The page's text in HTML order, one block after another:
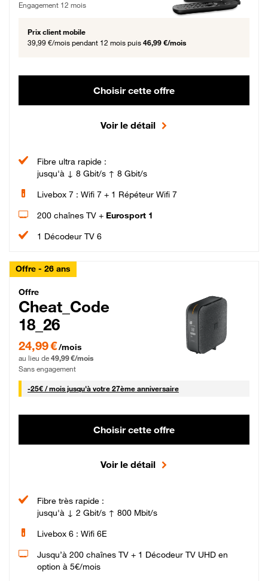
Engagement 12 mois
Prix client mobile
39,99 €/mois pendant 12 mois puis 46,99 €/mois
Choisir cette offre
Voir le détail
Fibre ultra rapide :
jusqu'à ↓ 8 Gbit/s ↑ 8 Gbit/s
Livebox 7 : Wifi 7 + 1 Répéteur Wifi 7
200 chaînes TV + Eurosport 1
1 Décodeur TV 6
Offre - 26 ans
Cheat_Code Fibre_18_26
Offre
Cheat_Code
18_26
24,99 € par mois pendant 0 mois puis 49,99 € par mois, Sans engagement
24,99 €/mois
au lieu de 49,99 €/mois
Sans engagement
-25€ / mois25 € par mois
jusqu'à votre 27ème anniversaire
Choisir cette offre
Voir le détail
Fibre très rapide :
jusqu'à ↓ 2 Gbit/s ↑ 800 Mbit/s
Livebox 6 : Wifi 6E
Jusqu’à 200 chaînes TV + 1 Décodeur TV UHD en
option à 5€/mois